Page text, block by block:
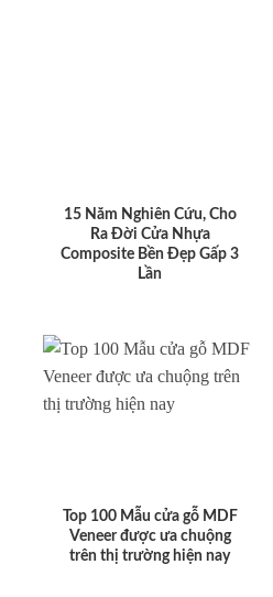
15 Năm Nghiên Cứu, Cho
Ra Đời Cửa Nhựa
Composite Bền Đẹp Gấp 3
Lần
Top 100 Mẫu cửa gỗ MDF
Veneer được ưa chuộng
trên thị trường hiện nay